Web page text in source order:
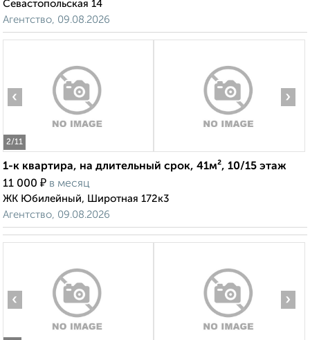
Севастопольская 14
Агентство, 09.08.2026
2/11
‹ ›
1-к квартира, на длительный срок, 41м², 10/15 этаж
11 000 ₽ в месяц
ЖК Юбилейный, Широтная 172к3
Агентство, 09.08.2026
‹ ›